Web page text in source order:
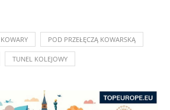
KOWARY POD PRZEŁĘCZĄ KOWARSKĄ
TUNEL KOLEJOWY